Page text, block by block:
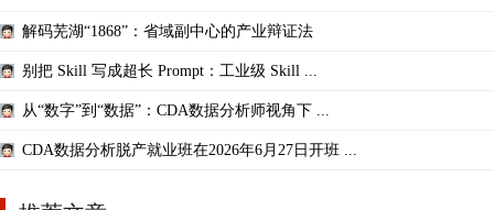
解码芜湖“1868”：省域副中心的产业辩证法
别把 Skill 写成超长 Prompt：工业级 Skill ...
从“数字”到“数据”：CDA数据分析师视角下 ...
CDA数据分析脱产就业班在2026年6月27日开班 ...